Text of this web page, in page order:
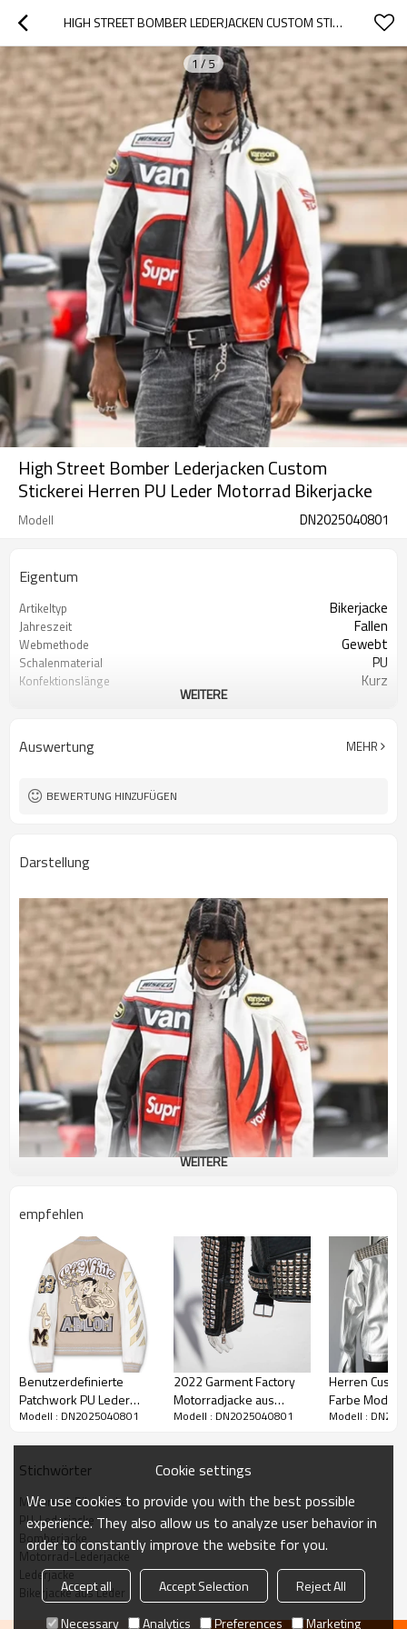
HIGH STREET BOMBER LEDERJACKEN CUSTOM STICKEREI HERREN PU LEDER MOTORRAD BIKERJACKE
1 / 5
High Street Bomber Lederjacken Custom
Stickerei Herren PU Leder Motorrad Bikerjacke
Modell DN2025040801
Eigentum
Artikeltyp Bikerjacke
Jahreszeit Fallen
Webmethode Gewebt
Schalenmaterial PU
Konfektionslänge Kurz
WEITERE
Auswertung MEHR
BEWERTUNG HINZUFÜGEN
Darstellung
WEITERE
empfehlen
Benutzerdefinierte
Patchwork PU Leder
Stickerei Patches
Modell : DN2025040801
2022 Garment Factory
Motorradjacke aus
Kunstleder |
Modedesign-Jacken
Modell : DN2025040801
Herren
Farbe Mode
Biker PU
Modell :
Stichwörter
Motorrad-Bikerjacke
PU-Lederjacke
Bomberjacke
Motorrad-Lederjacke
Lederjacke
Bikerjacke aus Leder
Cookie settings
We use cookies to provide you with the best possible
experience. They also allow us to analyze user behavior in
order to constantly improve the website for you.
Accept all Accept Selection
Reject All
Necessary
Analytics Preferences Marketing